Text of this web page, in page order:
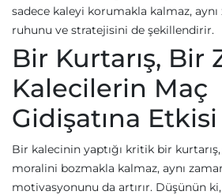
sadece kaleyi korumakla kalmaz, aynı
ruhunu ve stratejisini de şekillendirir.
Bir Kurtarış, Bir
Kalecilerin Maç
Gidişatına Etkisi
Bir kalecinin yaptığı kritik bir
moralini bozmakla kalmaz, aynı
motivasyonunu da artırır. Düşünün